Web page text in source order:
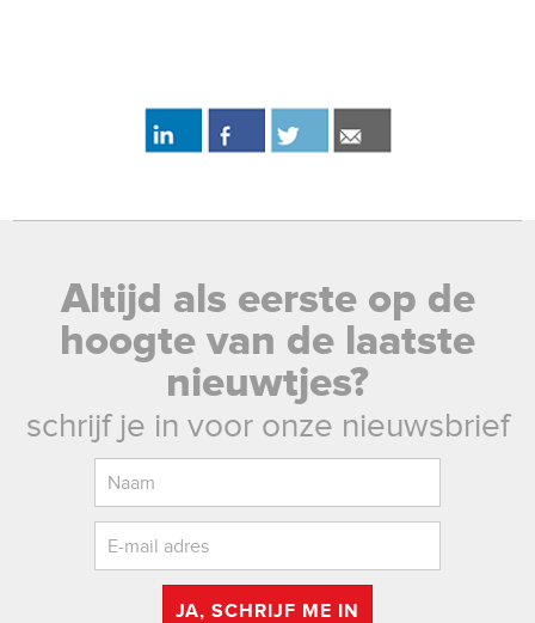
Altijd als eerste op de
hoogte van de laatste
nieuwtjes?
schrijf je in voor onze nieuwsbrief
JA, SCHRIJF ME IN